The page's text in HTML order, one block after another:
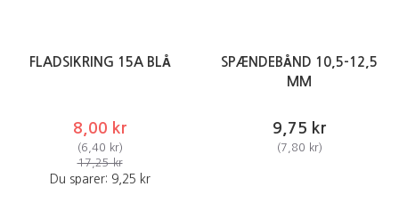
FLADSIKRING 15A BLÅ
8,00 kr
(6,40 kr)
17,25 kr
Du sparer: 9,25 kr
SPÆNDEBÅND 10,5-12,5
MM
9,75 kr
(7,80 kr)